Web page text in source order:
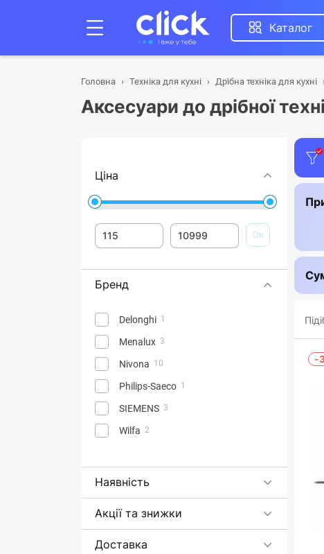
Каталог
Головна Техніка для кухні Дрібна техніка для кухні
Аксесуари до дрібної
Ціна
Ок
Бренд
Delonghi 1
Menalux 3
Nivona 10
Philips-Saeco 1
SIEMENS 3
Wilfa 2
Наявність
Акції та знижки
Доставка
-